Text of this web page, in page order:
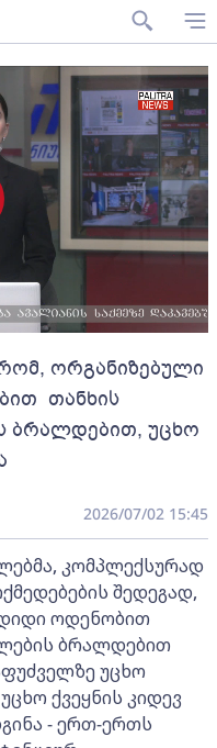
ორგანიზებული
თანხის
უცხო
2026/07/02 15:45
კომპლექსურად
შედეგად,
ოდენობით
ბრალდებით
უცხო
ქვეყნის კიდევ
- ერთ-ერთს